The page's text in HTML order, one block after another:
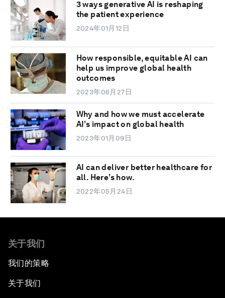
3 ways generative AI is reshaping
the patient experience
2024年01月12日
How responsible, equitable AI can
help us improve global health
outcomes
2023年06月27日
Why and how we must accelerate
AI’s impact on global health
2023年01月09日
AI can deliver better healthcare for
all. Here’s how.
2022年05月24日
关于我们
我们的策略
关于我们